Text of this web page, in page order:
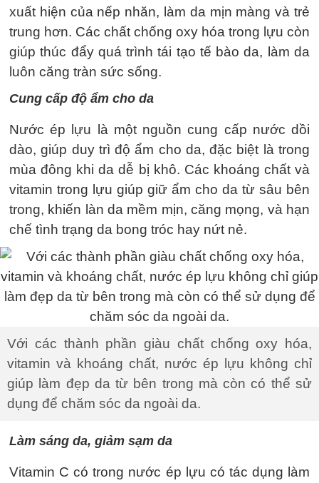
xuất hiện của nếp nhăn, làm da mịn màng và trẻ
trung hơn. Các chất chống oxy hóa trong lựu còn
giúp thúc đẩy quá trình tái tạo tế bào da, làm da
luôn căng tràn sức sống.
Cung cấp độ ẩm cho da
Nước ép lựu là một nguồn cung cấp nước dồi
dào, giúp duy trì độ ẩm cho da, đặc biệt là trong
mùa đông khi da dễ bị khô. Các khoáng chất và
vitamin trong lựu giúp giữ ẩm cho da từ sâu bên
trong, khiến làn da mềm mịn, căng mọng, và hạn
chế tình trạng da bong tróc hay nứt nẻ.
Với các thành phần giàu chất chống oxy hóa,
vitamin và khoáng chất, nước ép lựu không chỉ
giúp làm đẹp da từ bên trong mà còn có thể sử
dụng để chăm sóc da ngoài da.
Làm sáng da, giảm sạm da
Vitamin C có trong nước ép lựu có tác dụng làm